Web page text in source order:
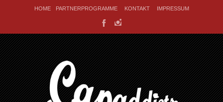
HOME PARTNERPROGRAMME KONTAKT IMPRESSUM